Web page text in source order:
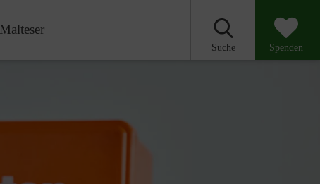
Suche Spenden